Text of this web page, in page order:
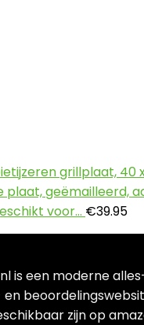
grillplaat, 40
geëmailleerd,
voor… €39.95
is een moderne
en
zijn op